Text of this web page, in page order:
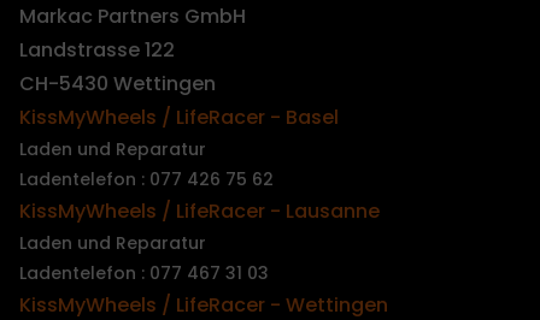
Markac Partners GmbH
Landstrasse 122
CH-5430 Wettingen
KissMyWheels / LifeRacer - Basel
Laden und Reparatur
Ladentelefon : 077 426 75 62
KissMyWheels / LifeRacer - Lausanne
Laden und Reparatur
Ladentelefon : 077 467 31 03
KissMyWheels / LifeRacer - Wettingen